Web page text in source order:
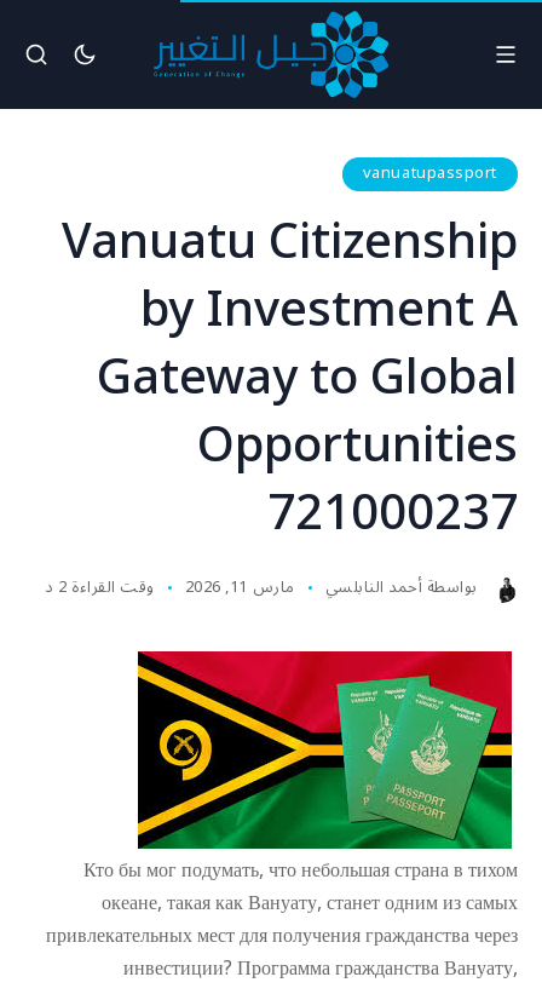
vanuatupassport
Vanuatu Citizenship
by Investment A
Gateway to Global
Opportunities
721000237
بواسطةأحمد النابلسي مارس 11, 2026 وقت القراءة 2 د
Кто бы мог подумать, что небольшая страна в тихом
океане, такая как Вануату, станет одним из самых
привлекательных мест для получения гражданства через
инвестиции? Программа гражданства Вануату,